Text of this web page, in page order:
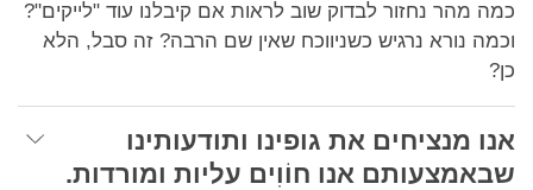
כמה מהר נחזור לבדוק שוב לראות אם קיבלנו עוד "לייקים"?
וכמה נורא נרגיש כשניווכח שאין שם הרבה? זה סבל, הלא
כן?
אנו מנציחים את גופינו ותודעותינו
שבאמצעותם אנו חוֹוִים עליות ומורדות.